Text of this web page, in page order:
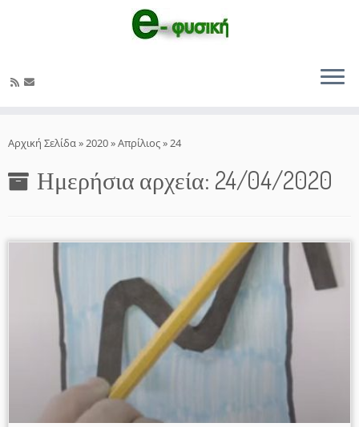
στο
Αρχική Σελίδα»2020»Απρίλιος»24
Ημερήσια αρχεία: 24/04/2020